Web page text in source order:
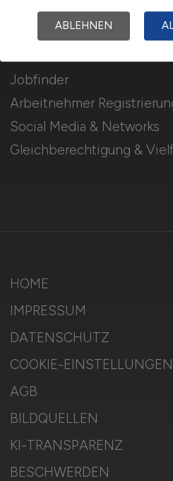
Für Arbeitnehmer
Jobfinder
Arbeitnehmer
Social Media & Networks
Gleichberechtigung &
HOME
IMPRESSUM
DATENSCHUTZ
COOKIE-EINSTELLUNGEN
AGB
BILDQUELLEN
KI-TRANSPARENZ
BESCHWERDEN
ABLEHNEN